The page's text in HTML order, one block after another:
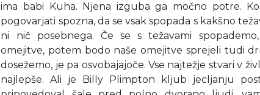
ima babi Kuha. Njena izguba ga močno potre.
pogovarjati spozna, da se vsak spopada s kakšno
ni nič posebnega. Če se s težavami
omejitve, potem bodo naše omejitve sprejeli tudi
dosežemo, je pa osvobajajoče. Vse najtežje stvari v
najlepše. Ali je Billy Plimpton kljub jecljanju